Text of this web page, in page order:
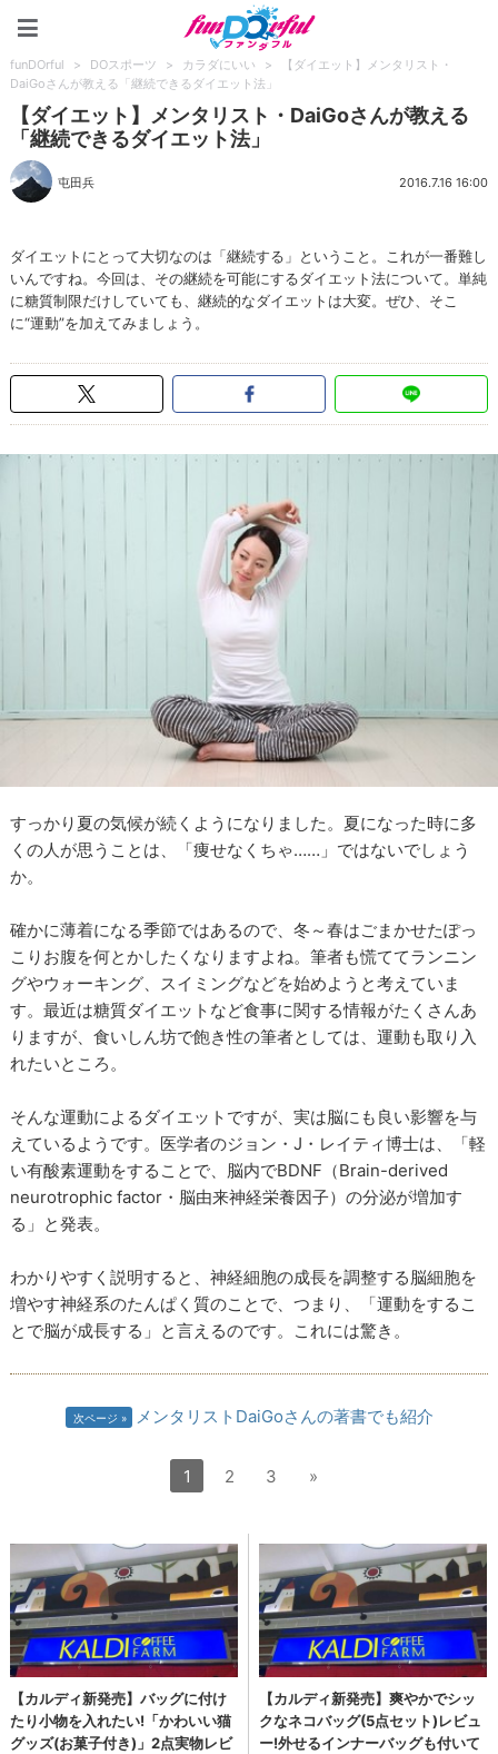
funDOrful > DOスポーツ > カラダにいい >
【ダイエット】メンタリスト・
DaiGoさんが教える「継続できるダイエット法」
【ダイエット】メンタリスト・DaiGoさんが教える
「継続できるダイエット法」
屯田兵 2016.7.16 16:00
ダイエットにとって大切なのは「継続する」ということ。これが一番難し
いんですね。今回は、その継続を可能にするダイエット法について。単純
に糖質制限だけしていても、継続的なダイエットは大変。ぜひ、そこ
に“運動”を加えてみましょう。
すっかり夏の気候が続くようになりました。夏になった時に多
くの人が思うことは、「痩せなくちゃ……」ではないでしょう
か。
確かに薄着になる季節ではあるので、冬～春はごまかせたぽっ
こりお腹を何とかしたくなりますよね。筆者も慌ててランニン
グやウォーキング、スイミングなどを始めようと考えていま
す。最近は糖質ダイエットなど食事に関する情報がたくさんあ
りますが、食いしん坊で飽き性の筆者としては、運動も取り入
れたいところ。
そんな運動によるダイエットですが、実は脳にも良い影響を与
えているようです。医学者のジョン・J・レイティ博士は、「軽
い有酸素運動をすることで、脳内でBDNF（Brain-derived
neurotrophic factor・脳由来神経栄養因子）の分泌が増加す
る」と発表。
わかりやすく説明すると、神経細胞の成長を調整する脳細胞を
増やす神経系のたんぱく質のことで、つまり、「運動をするこ
とで脳が成長する」と言えるのです。これには驚き。
次ページ メンタリストDaiGoさんの著書でも紹介
1 2 3 »